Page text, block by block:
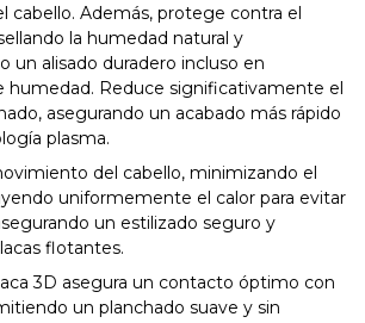
cabello. Además, protege contra el
la humedad natural y
un alisado duradero incluso en
humedad. Reduce significativamente el
asegurando un acabado más rápido
plasma.
del cabello, minimizando el
uniformemente el calor para evitar
un estilizado seguro y
flotantes.
3D asegura un contacto óptimo con
un planchado suave y sin